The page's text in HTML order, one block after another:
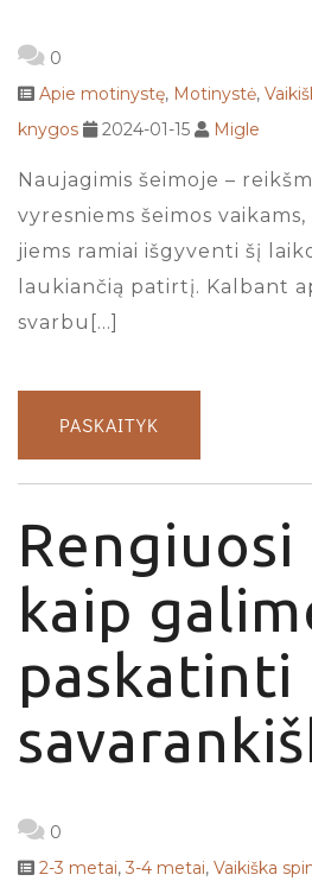
0
Apie motinystę, Motinystė,
knygos
2024-01-15 Migle
Naujagimis šeimoje –
vyresniems šeimos
jiems ramiai išgyventi šį
laukiančią patirtį. Kalbant
svarbu[…]
PASKAITYK
Rengiuosi
kaip
paskatinti
0
2-3 metai, 3-4 metai, Vaikiška